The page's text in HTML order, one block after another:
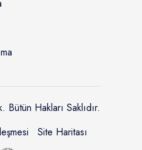
Hakları Saklıdır.
Site Haritası